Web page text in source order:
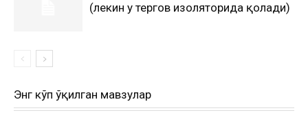
(лекин у тергов изоляторида қолади)
Энг кўп ўқилган мавзулар